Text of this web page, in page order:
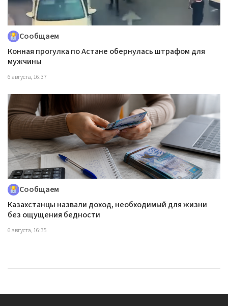
Сообщаем
Конная прогулка по Астане обернулась штрафом для
мужчины
6 августа, 16:37
Сообщаем
Казахстанцы назвали доход, необходимый для жизни
без ощущения бедности
6 августа, 16:35